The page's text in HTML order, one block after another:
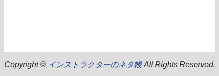
Copyright © インストラクターのネタ帳All Rights Reserved.